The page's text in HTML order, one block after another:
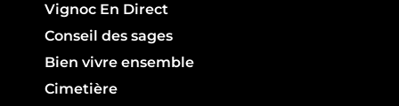
Vignoc En Direct
Conseil des sages
Bien vivre ensemble
Cimetière